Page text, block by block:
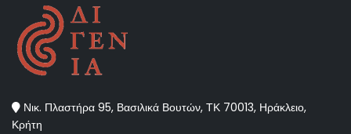
Νικ. Πλαστήρα 95, Βασιλικά Βουτών, ΤΚ 70013, Ηράκλειο,
Κρήτη